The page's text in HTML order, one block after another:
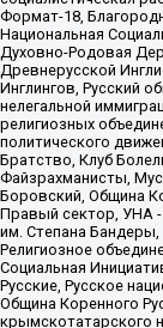
Формат-18,
Национальная
Духовно-Родовая
Древнерусской
Инглингов, Русский
нелегальной
религиозных
политического
Братство, Клуб
Файзрахманисты,
Боровский, Община
Правый сектор, УНА -
им. Степана
Религиозное
Социальная
Русские, Русское
Община Коренного
крымскотатарского